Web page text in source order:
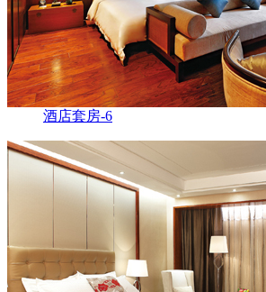
酒店套房-6